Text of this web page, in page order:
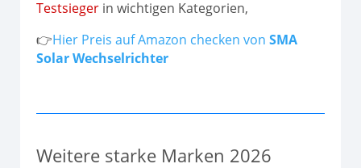
Testsieger in wichtigen Kategorien,
👉Hier Preis auf Amazon checken von SMA
Solar Wechselrichter
Weitere starke Marken 2026